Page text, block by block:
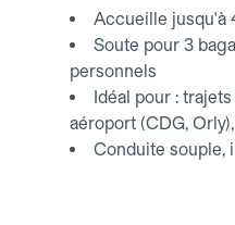
Accueille jusqu'à
Soute pour 3
personnels
Idéal pour :
aéroport (CDG,
Conduite souple,